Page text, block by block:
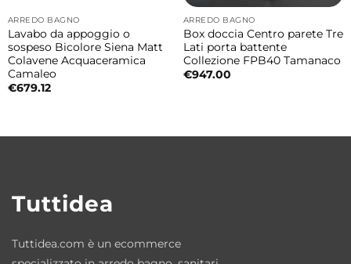
colonne MOVE in metallo e legno
aggiungono praticità e grande capacità
contenitiva, permettendo di organizzare
detergenti, accessori e biancheria con
eleganza e funzionalità.
Specchio e illuminazione LED
essenziale e raffinato, mentre la lampada
moderna e funzionale.
ARREDO BAGNO
Lavabo da appoggio o
sospeso Bicolore Siena Matt
Colavene Acquaceramica
Camaleo
€679.12
ARREDO BAGNO
Box doccia Centro parete Tre
Lati porta battente
Collezione FPB40 Tamanaco
€947.00
Tuttidea
Tuttidea.com è un ecommerce